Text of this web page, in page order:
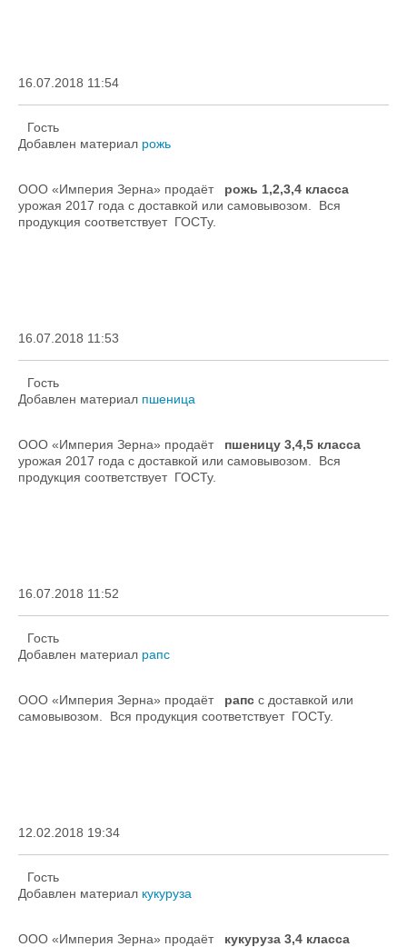
16.07.2018 11:54
Гость
Добавлен материал рожь
ООО «Империя Зерна» продаёт рожь 1,2,3,4 класса
урожая 2017 года с доставкой или самовывозом. Вся
продукция соответствует ГОСТу.
16.07.2018 11:53
Гость
Добавлен материал пшеница
ООО «Империя Зерна» продаёт пшеницу 3,4,5 класса
урожая 2017 года с доставкой или самовывозом. Вся
продукция соответствует ГОСТу.
16.07.2018 11:52
Гость
Добавлен материал рапс
ООО «Империя Зерна» продаёт рапс с доставкой или
самовывозом. Вся продукция соответствует ГОСТу.
12.02.2018 19:34
Гость
Добавлен материал кукуруза
ООО «Империя Зерна» продаёт кукуруза 3,4 класса